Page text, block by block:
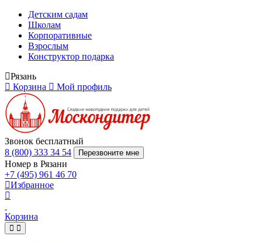
Детским садам
Школам
Корпоративные
Взрослым
Конструктор подарка
Рязань
Корзина
Мой профиль
Звонок бесплатный
8 (800) 333 34 54
Перезвоните мне
Номер в Рязани
+7 (495) 961 46 70
Избранное
Корзина